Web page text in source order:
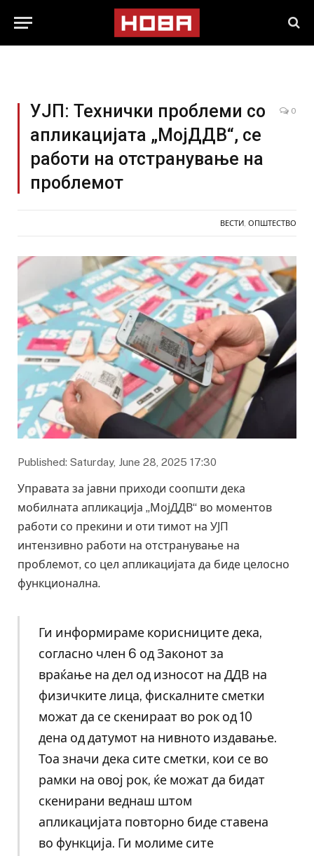
УЈП: Технички проблеми со
апликацијата „МојДДВ“, се
работи на отстранување на
проблемот
0
ВЕСТИ ОПШТЕСТВО
Published: Saturday, June 28, 2025 17:30
Управата за јавни приходи соопшти дека
мобилната апликација „МојДДВ“ во моментов
работи со прекини и оти тимот на УЈП
интензивно работи на отстранување на
проблемот, со цел апликацијата да биде целосно
функционална.
Ги информираме корисниците дека,
согласно член 6 од Законот за
враќање на дел од износот на ДДВ на
физичките лица, фискалните сметки
можат да се скенираат во рок од 10
дена од датумот на нивното издавање.
Тоа значи дека сите сметки, кои се во
рамки на овој рок, ќе можат да бидат
скенирани веднаш штом
апликацијата повторно биде ставена
во функција. Ги молиме сите